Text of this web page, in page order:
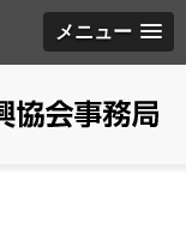
メニュー